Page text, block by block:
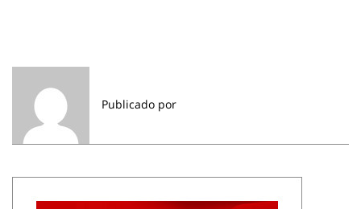
Publicado por